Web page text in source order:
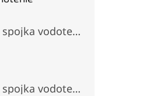
TTAF Káblová spojka vodotesná IP68, Typu "T" , 3 pinová, 20A, 2,5mm², M20
je 5 z 5 hviezdičiek.
TTAF Káblová spojka vodotesná IP68, "I" Priama, 3 pinová, 20A, 2,5mm², M20